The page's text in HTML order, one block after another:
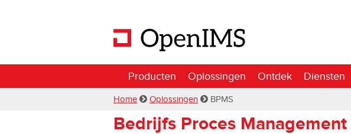
Producten Oplossingen Ontdek Diensten
Home Oplossingen BPMS
Bedrijfs Proces Management